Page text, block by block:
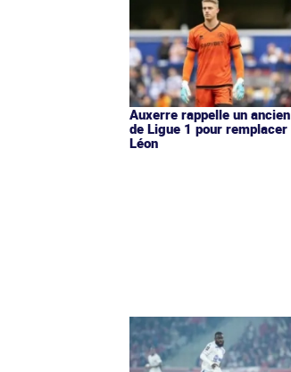
Auxerre rappelle un ancien
de Ligue 1 pour remplacer
Léon